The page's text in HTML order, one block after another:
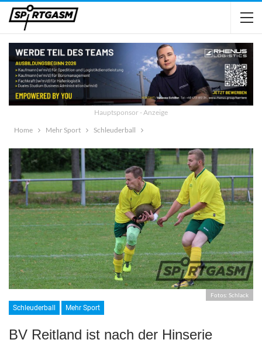
Hauptsponsor - Anzeige
Home
Mehr Sport Schleuderball
Fotos: Schlack
Schleuderball Mehr Sport
BV Reitland ist nach der Hinserie